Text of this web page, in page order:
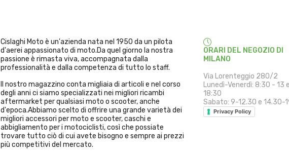
Cislaghi Moto è un'azienda nata nel 1950 da un pilota
d'aerei appassionato di moto.Da quel giorno la nostra
passione è rimasta viva, accompagnata dalla
professionalità e dalla competenza di tutto lo staff.
Il nostro magazzino conta migliaia di articoli e nel corso
degli anni ci siamo specializzati nei migliori ricambi
aftermarket per qualsiasi moto o scooter, anche
d'epoca.Abbiamo scelto di offrire una grande varietà dei
migliori accessori per moto e scooter, caschi e
abbigliamento per i motociclisti, così che possiate
trovare tutto ciò di cui avete bisogno e sempre ai prezzi
più competitivi del mercato.
ORARI DEL NEGOZIO DI
MILANO
Via Lorenteggio 280/2
Lunedì-Venerdì: 8:30 - 13
18:30
Sabato: 9-12.30 e 14.30-
Privacy Policy